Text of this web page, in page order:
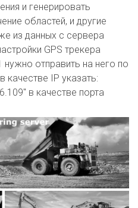
и генерировать
областей, и другие
из данных с сервера
GPS трекера
отправить на него по
качестве IP указать:
в качестве порта